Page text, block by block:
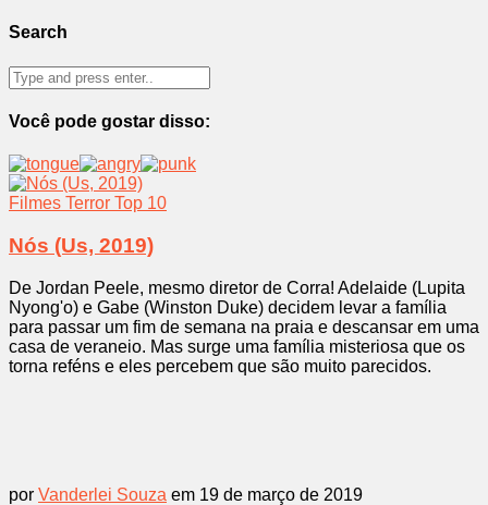
Search
Você pode gostar disso:
Filmes Terror Top 10
Nós (Us, 2019)
De Jordan Peele, mesmo diretor de Corra! Adelaide (Lupita
Nyong'o) e Gabe (Winston Duke) decidem levar a família
para passar um fim de semana na praia e descansar em uma
casa de veraneio. Mas surge uma família misteriosa que os
torna reféns e eles percebem que são muito parecidos.
por Vanderlei Souza em 19 de março de 2019